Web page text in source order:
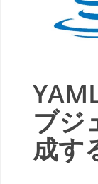
ブジ
成す